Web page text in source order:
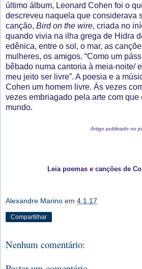
último álbum, Leonard Cohen foi o
descreveu naquela que considerava
canção, Bird on the wire, criada no
quando vivia na ilha grega de Hidra
edênica, entre o sol, o mar, as
mulheres, os amigos. “Como um
bêbado numa cantoria à meia-noite/
meu jeito ser livre”. A poesia e a
Cohen um homem livre. Às vezes
vezes embriagado pela arte com que
mundo.
Artigo publicado no
Leia poemas e canções de
Alexandre Marino em 4.1.17
Compartilhar
Nenhum comentário: